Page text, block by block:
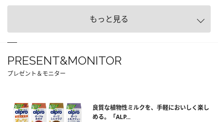
もっと見る
PRESENT&MONITOR
プレゼント＆モニター
良質な植物性ミルクを、手軽においしく楽し
める。「ALP...